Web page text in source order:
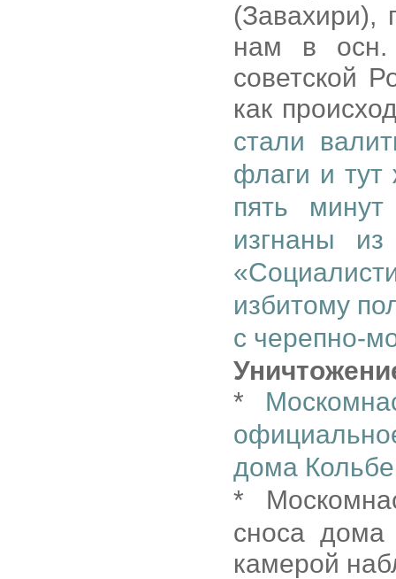
(Завахири),
нам в осн.
советской
как
стали
флаги и тут
пять
изгнаны
избитому
с черепно-
*
дома Кольбе
*
сноса
камерой